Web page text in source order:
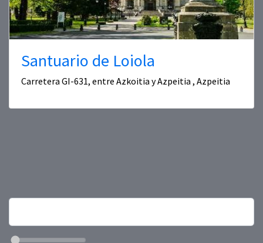
Santuario de Loiola
Carretera GI-631, entre Azkoitia y Azpeitia , Azpeitia